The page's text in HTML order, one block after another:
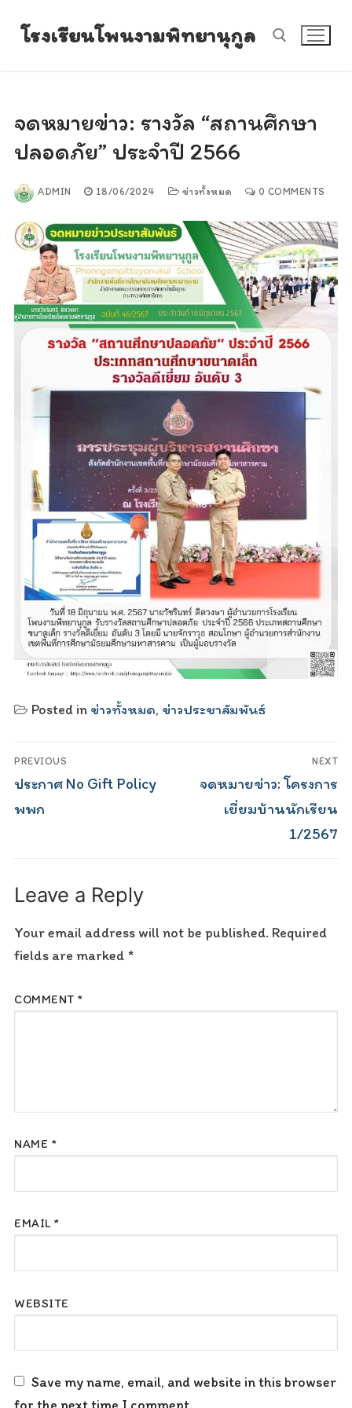
โรงเรียนโพนงามพิทยานุกูล
จดหมายข่าว: รางวัล “สถานศึกษา
ปลอดภัย” ประจำปี 2566
ADMIN 18/06/2024 ข่าวทั้งหมด 0 COMMENTS
Posted in ข่าวทั้งหมด, ข่าวประชาสัมพันธ์
Post
navigation
PREVIOUS
Previous
post:
ประกาศ No Gift Policy
พพก
NEXT
Next
post:
จดหมายข่าว: โครงการ
เยี่ยมบ้านนักเรียน
1/2567
Leave a Reply
Your email address will not be published. Required
fields are marked *
COMMENT *
NAME *
EMAIL *
WEBSITE
Save my name, email, and website in this browser